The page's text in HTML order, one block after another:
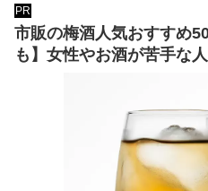
PR
市販の梅酒人気おすすめ
も】女性やお酒が苦手な